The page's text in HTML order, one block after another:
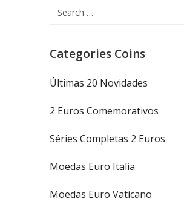
Categories Coins
Últimas 20 Novidades
2 Euros Comemorativos
Séries Completas 2 Euros
Moedas Euro Italia
Moedas Euro Vaticano